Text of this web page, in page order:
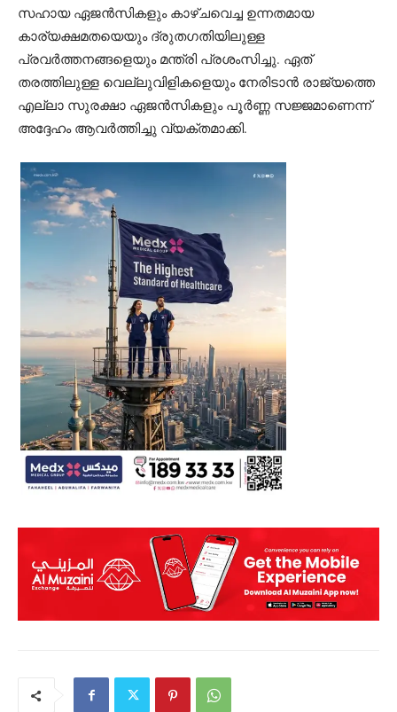
സഹായ ഏജൻസികളും കാഴ്ചവെച്ച ഉന്നതമായ
കാര്യക്ഷമതയെയും ദ്രുതഗതിയിലുള്ള
പ്രവർത്തനങ്ങളെയും മന്ത്രി പ്രശംസിച്ചു. ഏത്
തരത്തിലുള്ള വെല്ലുവിളികളെയും നേരിടാൻ രാജ്യത്തെ
എല്ലാ സുരക്ഷാ ഏജൻസികളും പൂർണ്ണ സജ്ജമാണെന്ന്
അദ്ദേഹം ആവർത്തിച്ചു വ്യക്തമാക്കി.